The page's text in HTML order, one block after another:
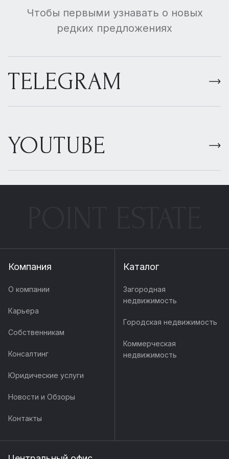
Чтобы первыми узнавать о новых
редких предложениях
TELEGRAM
YOUTUBE
Компания
О компании
Карьера
Собственникам
Консалтинг
Юридические услуги
Новости и Обзоры
Контакты
Каталог
Загородная
недвижимость
Городская недвижимость
Коммерческая
недвижимость